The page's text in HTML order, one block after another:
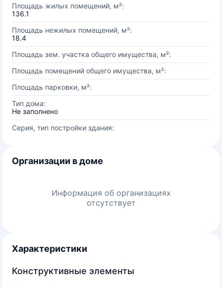
Площадь жилых помещений, м²:
136.1
Площадь нежилых помещений, м²:
18.4
Площадь зем. участка общего имущества, м²:
Площадь помещений общего имущества, м²:
Площадь парковки, м²:
Тип дома:
Не заполнено
Серия, тип постройки здания:
Организации в доме
Информация об организациях
отсутствует
Характеристики
Конструктивные элементы